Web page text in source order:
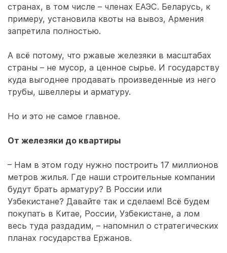
странах, в том числе – членах ЕАЭС. Беларусь, к
примеру, установила квоты на вывоз, Армения
запретила полностью.
А всё потому, что ржавые железяки в масштабах
страны – не мусор, а ценное сырье. И государству
куда выгоднее продавать произведенные из него
трубы, швеллеры и арматуру.
Но и это не самое главное.
От железяки до квартиры
– Нам в этом году нужно построить 17 миллионов
метров жилья. Где наши строительные компании
будут брать арматуру? В России или
Узбекистане? Давайте так и сделаем! Всё будем
покупать в Китае, России, Узбекистане, а лом
весь туда раздадим, – напомнил о стратегических
планах государства Ержанов.